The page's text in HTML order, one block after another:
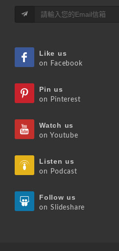
Like us
on Facebook
Pin us
on Pinterest
Watch us
on Youtube
Listen us
on Podcast
Follow us
on Slideshare